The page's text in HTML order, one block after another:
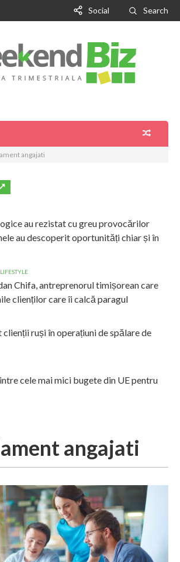
Social Search
angajati
au rezistat cu greu provocărilor
au descoperit oportunități chiar și în
LIFESTYLE
Chifa, antreprenorul timișorean care
clienților care îi calcă paragul
ruși în operațiuni de spălare de
cele mai mici bugete din UE pentru
angajati